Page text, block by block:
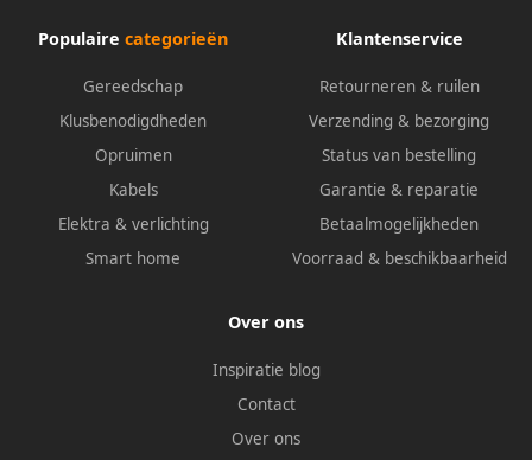
Populaire categorieën
Gereedschap
Klusbenodigdheden
Opruimen
Kabels
Elektra & verlichting
Smart home
Klantenservice
Retourneren & ruilen
Verzending & bezorging
Status van bestelling
Garantie & reparatie
Betaalmogelijkheden
Voorraad & beschikbaarheid
Over ons
Inspiratie blog
Contact
Over ons